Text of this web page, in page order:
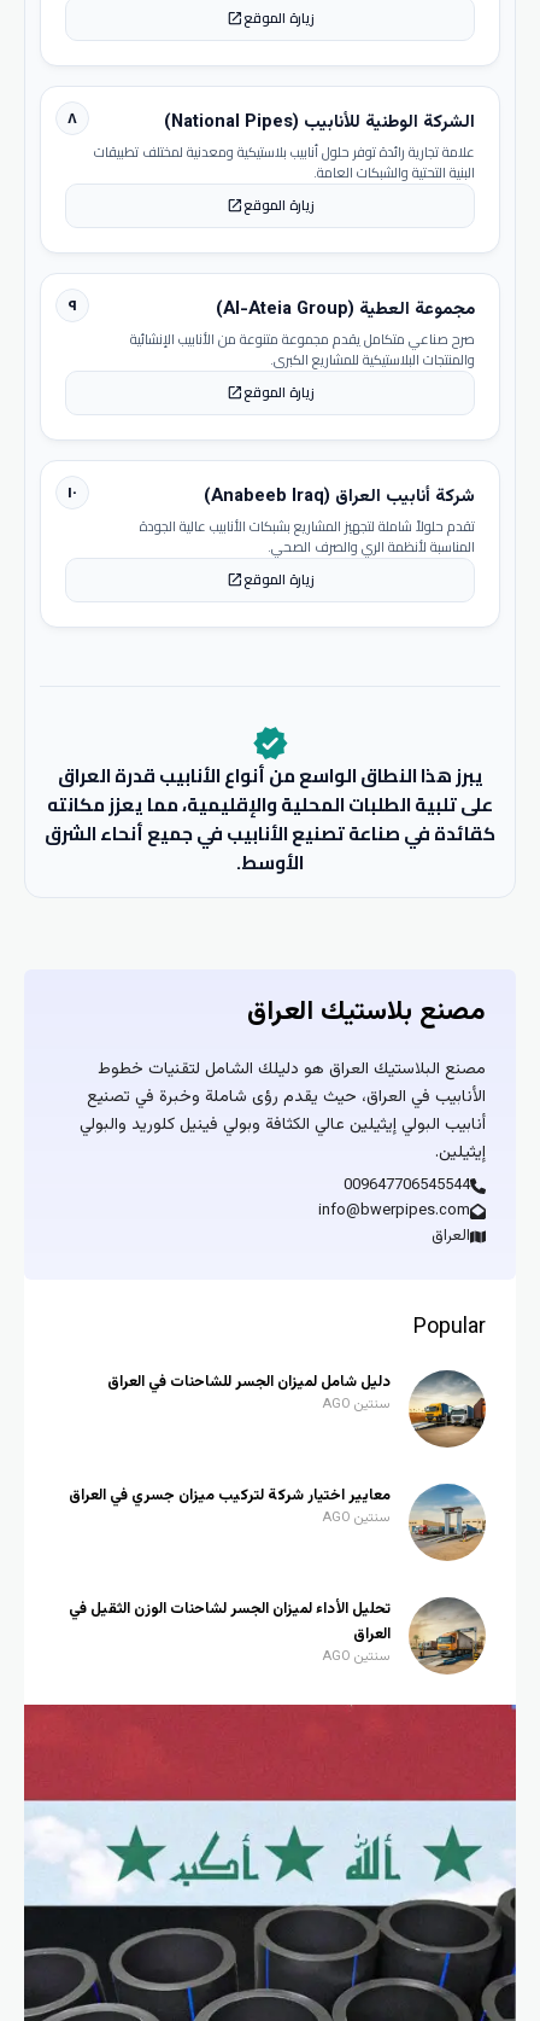
زيارة الموقعopen_in_new
٨ الشركة الوطنية للأنابيب (National Pipes)
علامة تجارية رائدة توفر حلول أنابيب بلاستيكية ومعدنية لمختلف تطبيقات
البنية التحتية والشبكات العامة.
زيارة الموقعopen_in_new
٩ مجموعة العطية (Al-Ateia Group)
صرح صناعي متكامل يقدم مجموعة متنوعة من الأنابيب الإنشائية
والمنتجات البلاستيكية للمشاريع الكبرى.
زيارة الموقعopen_in_new
١٠ شركة أنابيب العراق (Anabeeb Iraq)
تقدم حلولاً شاملة لتجهيز المشاريع بشبكات الأنابيب عالية الجودة
المناسبة لأنظمة الري والصرف الصحي.
زيارة الموقعopen_in_new
verified
يبرز هذا النطاق الواسع من أنواع الأنابيب قدرة العراق
على تلبية الطلبات المحلية والإقليمية، مما يعزز مكانته
كقائدة في صناعة تصنيع الأنابيب في جميع أنحاء الشرق
الأوسط.
مصنع بلاستيك العراق
مصنع البلاستيك العراق هو دليلك الشامل لتقنيات خطوط
الأنابيب في العراق، حيث يقدم رؤى شاملة وخبرة في تصنيع
أنابيب البولي إيثيلين عالي الكثافة وبولي فينيل كلوريد والبولي
إيثيلين.
009647706545544
info@bwerpipes.com
العراق
Popular
دليل شامل لميزان الجسر للشاحنات في العراق
سنتين AGO
معايير اختيار شركة لتركيب ميزان جسري في العراق
سنتين AGO
تحليل الأداء لميزان الجسر لشاحنات الوزن الثقيل في
العراق
سنتين AGO